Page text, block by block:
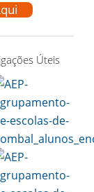
Úteis